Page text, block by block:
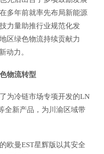
多年前就率先布局新能源
力量助推行业规范化发
区绿色物流持续贡献力
动力。
物流转型
冷链市场专项开发的LN
全新产品，为川渝区域带
曼EST星辉版以其安全